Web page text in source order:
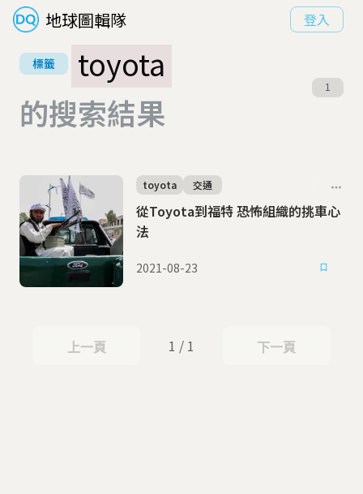
地球圖輯隊 登入
標籤
toyota
的搜索結果
1
從Toyota到福特 恐怖組織的挑車心
法
toyota 交通
2021-08-23
上一頁
上一頁 1 / 1 下一頁
下一頁